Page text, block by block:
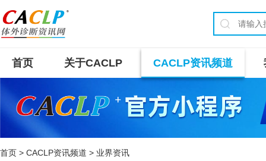
首页 关于CACLP CACLP资讯频道
首页 > CACLP资讯频道 > 业界资讯